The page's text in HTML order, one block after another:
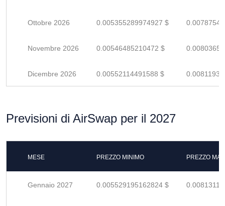
Ottobre 2026 0.005355289974927 $
Novembre 2026 0.00546485210472 $
Dicembre 2026 0.00552114491588 $
Previsioni di AirSwap per il 2027
MESE PREZZO MINIMO PREZZO
Gennaio 2027 0.005529195162824 $